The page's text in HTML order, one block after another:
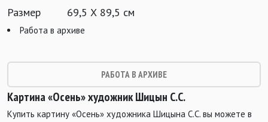
Размер
69,5 Х 89,5 см
Работа в архиве
РАБОТА В АРХИВЕ
Картина «Осень» художник Шицын С.С.
Купить картину «Осень» художника Шицына С.С. вы можете в